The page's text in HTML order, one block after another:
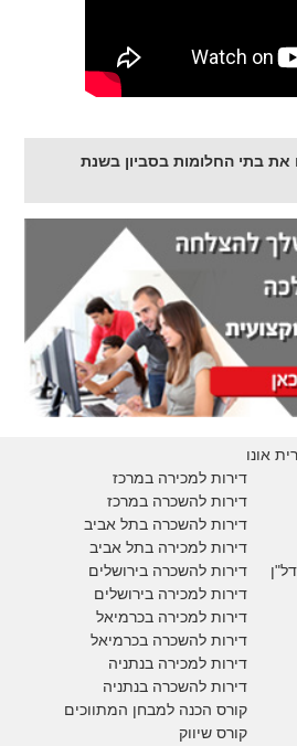
את בתי החלומות בסביון בשנת
אונו
דירות למכירה במרכז
דירות להשכרה במרכז
דירות להשכרה בתל אביב
דירות למכירה בתל אביב
דירות להשכרה בירושלים
דירות למכירה בירושלים
דירות למכירה בכרמיאל
דירות להשכרה בכרמיאל
דירות למכירה בנתניה
דירות להשכרה בנתניה
קורס הכנה למבחן המתווכים
קורס שיווק